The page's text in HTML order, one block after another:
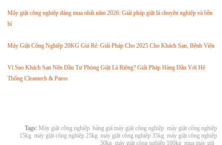
Máy giặt công nghiệp đáng mua nhất năm 2026: Giải pháp giặt là chuyên nghiệp và bền
bỉ
Máy Giặt Công Nghiệp 20KG Giá Rẻ: Giải Pháp Cho 2025 Cho Khách Sạn, Bệnh Viện
Vì Sao Khách Sạn Nên Đầu Tư Phòng Giặt Là Riêng? Giải Pháp Hàng Đầu Với Hệ
Thống Cleantech & Paros
Tags: Máy giặt công nghiệp bảng giá máy giặt công nghiệp máy giặt công nghiệp
15kg máy giặt công nghiệp 25kg máy giặt công nghiệp 35kg máy giặt công nghiệp
50kg máy giặt công nghiệp 100kg mua máy giặ